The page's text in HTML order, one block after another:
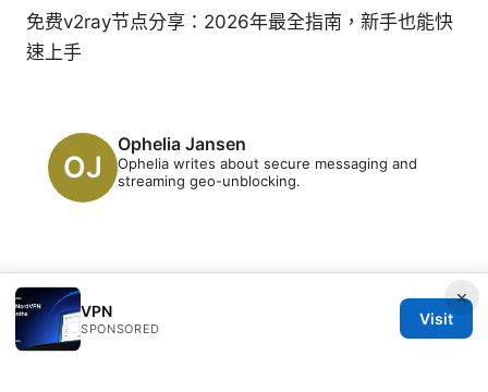
免费v2ray节点分享：2026年最全指南，新手也能快
速上手
Ophelia Jansen
Ophelia writes about secure messaging and
streaming geo-unblocking.
×
VPN
SPONSORED
Visit
© 2026 Clinedical. All rights reserved.